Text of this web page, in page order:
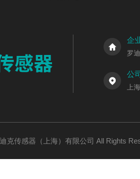
企
罗
公
上
克传感器（上海）有限公司 All Rights